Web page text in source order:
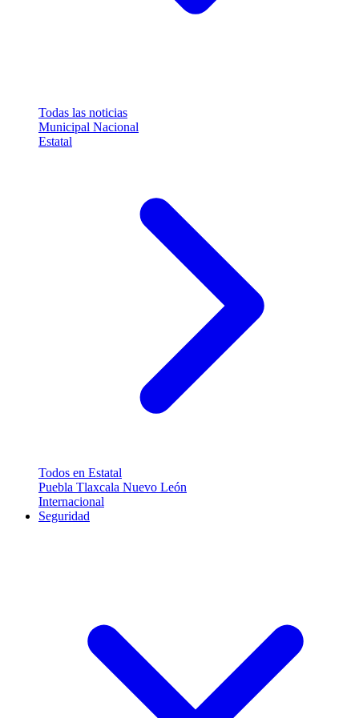
Todas las noticias
Municipal Nacional
Estatal
Todos en Estatal
Puebla Tlaxcala Nuevo León
Internacional
Seguridad